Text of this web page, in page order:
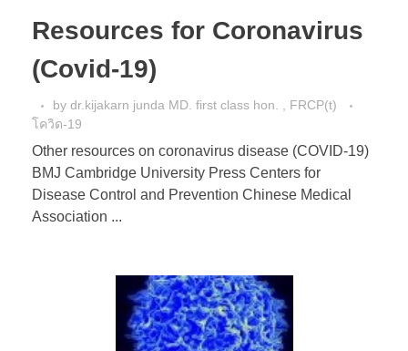
Resources for Coronavirus
(Covid-19)
by dr.kijakarn junda MD. first class hon. , FRCP(t)
โควิด-19
Other resources on coronavirus disease (COVID-19)
BMJ Cambridge University Press Centers for
Disease Control and Prevention Chinese Medical
Association ...